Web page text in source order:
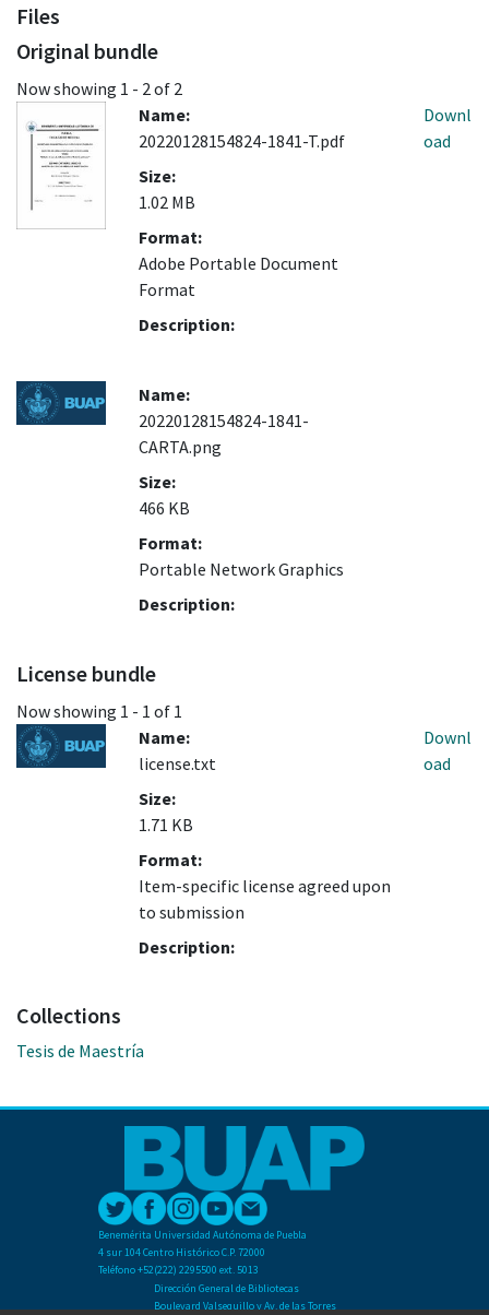
Files
Original bundle
Now showing 1 - 2 of 2
Name:
20220128154824-1841-T.pdf
Size:
1.02 MB
Format:
Adobe Portable Document
Format
Description:
Downl
oad
Name:
20220128154824-1841-
CARTA.png
Size:
466 KB
Format:
Portable Network Graphics
Description:
License bundle
Now showing 1 - 1 of 1
Name:
license.txt
Size:
1.71 KB
Format:
Item-specific license agreed upon
to submission
Description:
Downl
oad
Collections
Tesis de Maestría
Benemérita Universidad Autónoma de Puebla
4 sur 104 Centro Histórico C.P. 72000
Teléfono +52(222) 2295500 ext. 5013
Dirección General de Bibliotecas
Boulevard Valsequillo y Av. de las Torres